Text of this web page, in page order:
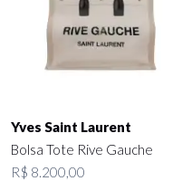
Yves Saint Laurent
Bolsa Tote Rive Gauche
R$ 8.200,00